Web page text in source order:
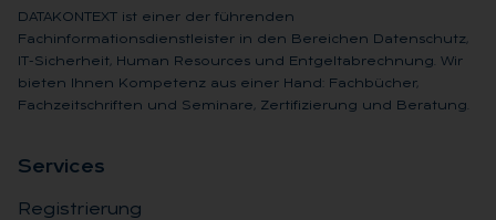
DATAKONTEXT ist einer der führenden
Fachinformationsdienstleister in den Bereichen Datenschutz,
IT-Sicherheit, Human Resources und Entgeltabrechnung. Wir
bieten Ihnen Kompetenz aus einer Hand: Fachbücher,
Fachzeitschriften und Seminare, Zertifizierung und Beratung.
Ser­vices
Registrierung